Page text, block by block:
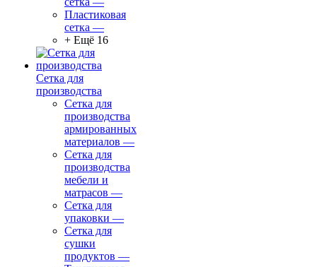
Пластиковая
сетка —
+ Ещё 16
Сетка для
производства
Сетка для
производства
армированных
материалов —
Сетка для
производства
мебели и
матрасов —
Сетка для
упаковки —
Сетка для
сушки
продуктов —